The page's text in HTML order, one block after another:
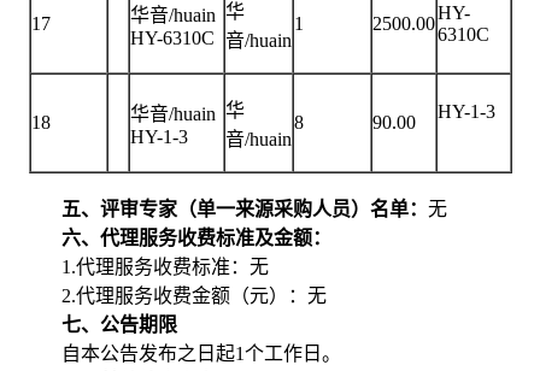
17
华音/huain
HY-6310C
华
音/huain
1 2500.00
HY-
6310C
18
华音/huain
HY-1-3
华
音/huain
8 90.00
HY-1-3
五、评审专家（单一来源采购人员）名单：无
六、代理服务收费标准及金额：
1.代理服务收费标准：无
2.代理服务收费金额（元）：无
七、公告期限
自本公告发布之日起1个工作日。